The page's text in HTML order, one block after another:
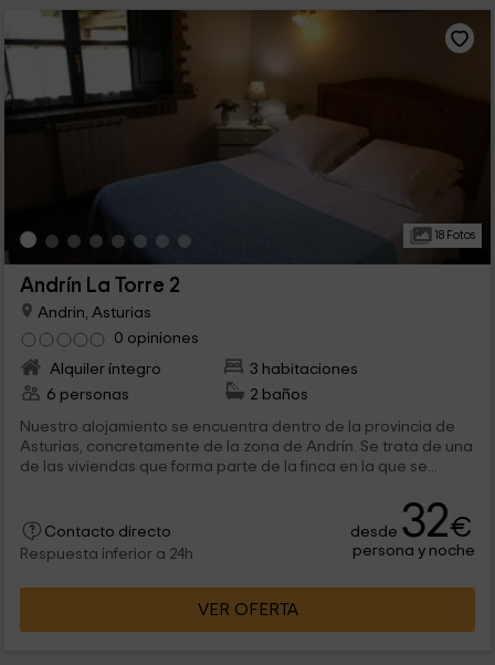
18 Fotos
Andrín La Torre 2
Andrin, Asturias
0 opiniones
Alquiler íntegro
3 habitaciones
6 personas
2 baños
Nuestro alojamiento se encuentra dentro de la provincia de
Asturias, concretamente de la zona de Andrín. Se trata de una
de las viviendas que forma parte de la finca en la que se...
Contacto directo
Respuesta inferior a 24h
desde 32€
persona y noche
VER OFERTA